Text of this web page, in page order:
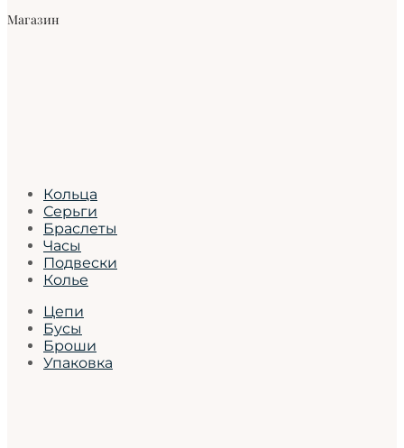
Магазин
Кольца
Серьги
Браслеты
Часы
Подвески
Колье
Цепи
Бусы
Броши
Упаковка